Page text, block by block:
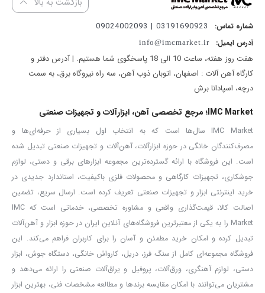
آرمیچر و بالشتک دردریل برقی ۵۳۰۲ آروا
مغناطیسی یه راحتی صورت گیرد و تحمل حرارتی آن بالا باشد. موتور این
دستگاه دارای راندمان بالا است و موجب افزایش کارایی دستگاه می شود.
استاندارد VDE یکی از استانداردهای بین المللی است که سیم به کار رفته
دردریل برقی مدل ۵۳۰۲
دارای این استاندارد می باشد. از آنجا که بروز
هرگونه آسیب برای سیم بر روی عملکرد دستگاه تاثیر می گذارد؛ این
استاندارد نشان دهنده کیفیت سیم های به کار رفته شده در این دریل می
باشد.
دیمر وسیله ای است که امکان تنظیم ولتاژ و در نتیجه آن امکان کنترل
سرعت دستگاه را ایجاد می کند. دریل برقی مدل ۵۳۰۲
دارای دکمه دیمر
است و رنگ آن قرمز و روی کلید روشن و خاموش به صورت گردان می
باشد.
کلید تغییر جهت چرخش که امکان چپ گرد یا راست گرد بودن دستگاه را
برای ما فراهم می کند و سایر کلید ها نیز ضد گرد و غبار هستند.
شماره تماس: 03191690923 | 09024002093
آدرس ایمیل: info@imcmarket.ir
هفت روز هفته، ساعت 10 الی 18 پاسخگوی شما هستیم. | آدرس دفتر و
کارگاه آهن آلات : اصفهان، اتوبان ذوب آهن، سه راه نیروگاه برق، به سمت
درچه، اسپادانا برش
IMC Market؛ مرجع تخصصی آهن، ابزارآلات و تجهیزات صنعتی
IMC Market سال‌ها است که به انتخاب اول بسیاری از حرفه‌ای‌ها و
مصرف‌کنندگان خانگی در حوزه ابزارآلات، آهن‌آلات و تجهیزات صنعتی تبدیل شده
است. این فروشگاه با ارائه گسترده‌ترین مجموعه ابزارهای برقی و دستی، لوازم
جوشکاری، تجهیزات کارگاهی و محصولات فلزی باکیفیت، استاندارد جدیدی در
خرید اینترنتی ابزار و تجهیزات صنعتی تعریف کرده است. ارسال سریع، تضمین
اصالت کالا، قیمت‌گذاری واقعی و مشاوره تخصصی، خدماتی است که IMC
Market را به یکی از معتبرترین فروشگاه‌های آنلاین ایران در حوزه ابزار و آهن‌آلات
تبدیل کرده و امکان خرید مطمئن و آسان را برای کاربران فراهم می‌کند. این
فروشگاه مجموعه‌ای کامل از سنگ فرز، دریل، کارواش خانگی، دستگاه جوش، ابزار
دستی، لوازم آهنگری، ورق‌آلات، پروفیل و یراق‌آلات صنعتی را ارائه می‌دهد و
مشتریان می‌توانند با امکان مقایسه برندها و مطالعه مشخصات فنی، بهترین ابزار